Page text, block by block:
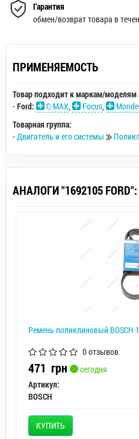
Гарантия
обмен/возврат товара в
ПРИМЕНЯЕМОСТЬ
Товар подходит к маркам/моделям
-Ford: C-MAX, Focus,
Товарная группа:
-Двигатель и его системы
АНАЛОГИ "1692105 FORD":
Ремень поликлиновый BOSCH
0 отзывов
471 грн
сегодня
Артикул:
BOSCH
КУПИТЬ